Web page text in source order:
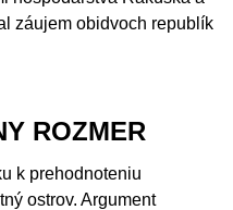
záujem obidvoch republík
ROZMER
k prehodnoteniu
ostrov. Argument